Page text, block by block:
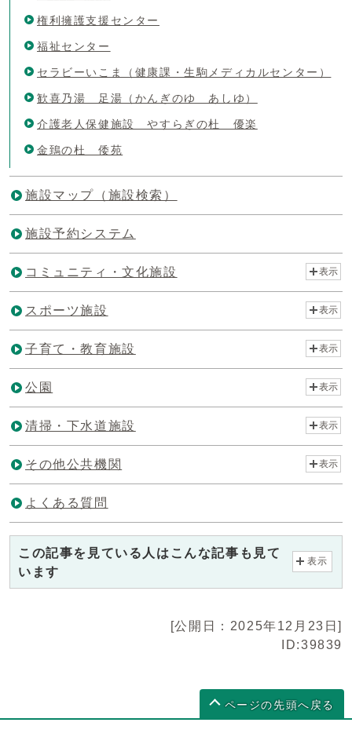
権利擁護支援センター
福祉センター
セラビーいこま（健康課・生駒メディカルセンター）
歓喜乃湯 足湯（かんぎのゆ あしゆ）
介護老人保健施設 やすらぎの杜 優楽
金鵄の杜 倭苑
施設マップ（施設検索）
施設予約システム
コミュニティ・文化施設 表示
スポーツ施設 表示
子育て・教育施設 表示
公園 表示
清掃・下水道施設 表示
その他公共機関 表示
よくある質問
この記事を見ている人はこんな記事も見て
います
表示
[公開日：2025年12月23日]
ID:39839
ページの先頭へ戻る